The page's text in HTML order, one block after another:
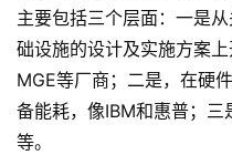
主要包括三个层面：一是
础设施的设计及实施方案
MGE等厂商；二是，在硬
备能耗，像IBM和惠普；
等。